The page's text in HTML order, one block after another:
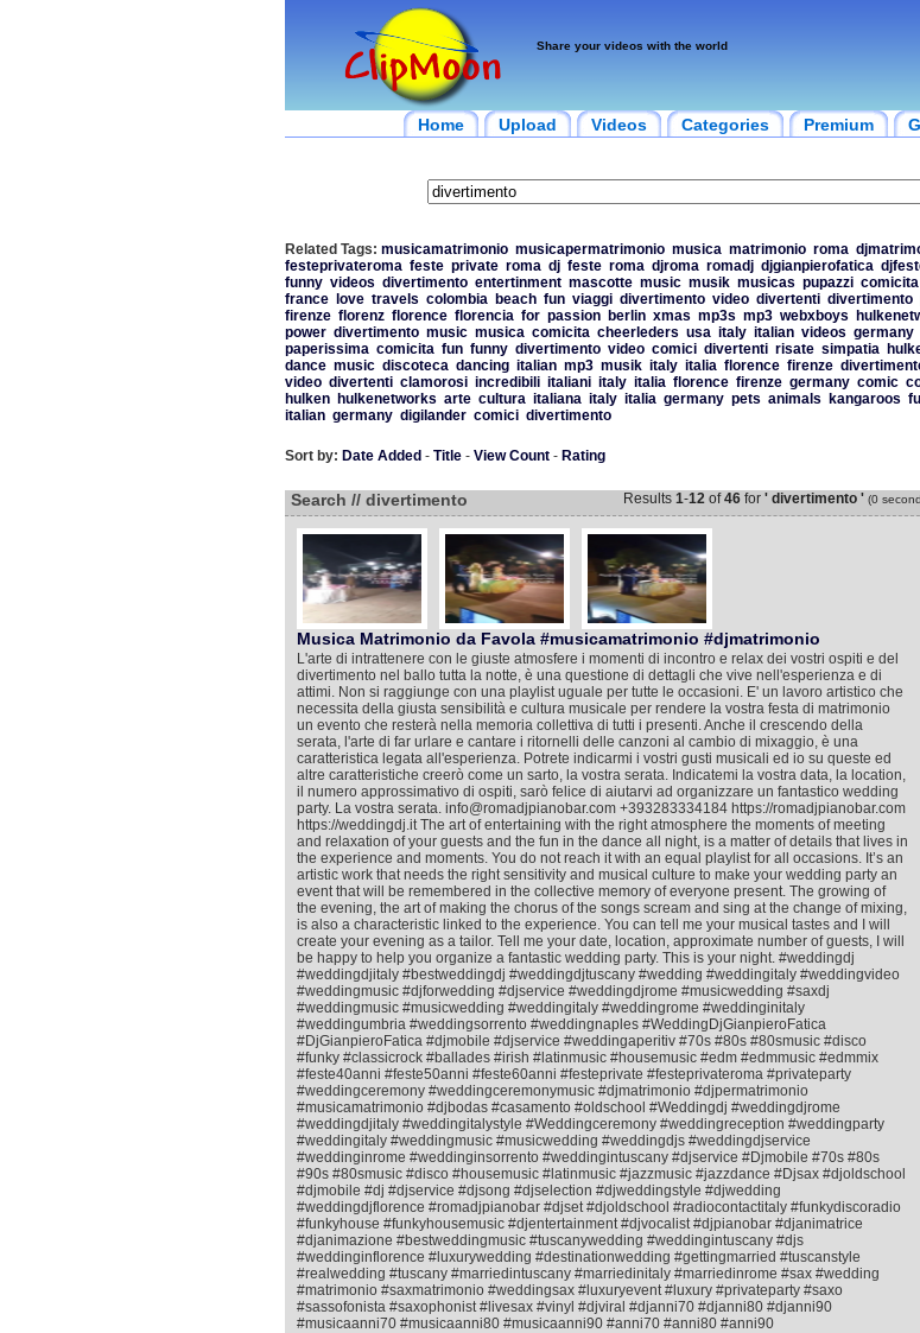
Share your videos with the world
Home Upload Videos Categories Premium
Related Tags: musicamatrimonio musicapermatrimonio musica matrimonio roma
festeprivateroma feste private roma dj feste roma djroma romadj djgianpierofatica
funny videos divertimento entertinment mascotte music musik musicas pupazzi comicita
france
love travels colombia beach fun viaggi divertimento video divertenti divertimento
firenze florenz florence florencia for passion berlin xmas mp3s mp3 webxboys
power divertimento music musica comicita cheerleders usa italy italian videos germany
paperissima comicita fun funny divertimento video comici divertenti risate simpatia
dance music discoteca dancing italian mp3 musik italy italia florence firenze
video divertenti clamorosi incredibili italiani italy italia florence firenze germany comic
hulken
hulkenetworks arte cultura italiana italy italia germany pets animals kangaroos
italian germany digilander comici divertimento
Sort by: Date Added - Title- View Count- Rating
Search // divertimento Results 1-12of46for ' divertimento ' (0
Musica Matrimonio da Favola #musicamatrimonio #djmatrimonio
L'arte di intrattenere con le giuste atmosfere i momenti di incontro e relax dei vostri ospiti e del
divertimento nel ballo tutta la notte, è una questione di dettagli che vive nell'esperienza e di
attimi. Non si raggiunge con una playlist uguale per tutte le occasioni. E' un lavoro artistico che
necessita della giusta sensibilità e cultura musicale per rendere la vostra festa di matrimonio
un evento che resterà nella memoria collettiva di tutti i presenti. Anche il crescendo della
serata, l'arte di far urlare e cantare i ritornelli delle canzoni al cambio di mixaggio, è una
caratteristica legata all'esperienza. Potrete indicarmi i vostri gusti musicali ed io su queste ed
altre caratteristiche creerò come un sarto, la vostra serata. Indicatemi la vostra data, la location,
il numero approssimativo di ospiti, sarò felice di aiutarvi ad organizzare un fantastico wedding
party. La vostra serata. info@romadjpianobar.com +393283334184 https://romadjpianobar.com
https://weddingdj.it The art of entertaining with the right atmosphere the moments of meeting
and relaxation of your guests and the fun in the dance all night, is a matter of details that lives in
the experience and moments. You do not reach it with an equal playlist for all occasions. It’s an
artistic work that needs the right sensitivity and musical culture to make your wedding party an
event that will be remembered in the collective memory of everyone present. The growing of
the evening, the art of making the chorus of the songs scream and sing at the change of mixing,
is also a characteristic linked to the experience. You can tell me your musical tastes and I will
create your evening as a tailor. Tell me your date, location, approximate number of guests, I will
be happy to help you organize a fantastic wedding party. This is your night. #weddingdj
#weddingdjitaly #bestweddingdj #weddingdjtuscany #wedding #weddingitaly #weddingvideo
#weddingmusic #djforwedding #djservice #weddingdjrome #musicwedding #saxdj
#weddingmusic #musicwedding #weddingitaly #weddingrome #weddinginitaly
#weddingumbria #weddingsorrento #weddingnaples #WeddingDjGianpieroFatica
#DjGianpieroFatica #djmobile #djservice #weddingaperitiv #70s #80s #80smusic #disco
#funky #classicrock #ballades #irish #latinmusic #housemusic #edm #edmmusic #edmmix
#feste40anni #feste50anni #feste60anni #festeprivate #festeprivateroma #privateparty
#weddingceremony #weddingceremonymusic #djmatrimonio #djpermatrimonio
#musicamatrimonio #djbodas #casamento #oldschool #Weddingdj #weddingdjrome
#weddingdjitaly #weddingitalystyle #Weddingceremony #weddingreception #weddingparty
#weddingitaly #weddingmusic #musicwedding #weddingdjs #weddingdjservice
#weddinginrome #weddinginsorrento #weddingintuscany #djservice #Djmobile #70s #80s
#90s #80smusic #disco #housemusic #latinmusic #jazzmusic #jazzdance #Djsax #djoldschool
#djmobile #dj #djservice #djsong #djselection #djweddingstyle #djwedding
#weddingdjflorence #romadjpianobar #djset #djoldschool #radiocontactitaly #funkydiscoradio
#funkyhouse #funkyhousemusic #djentertainment #djvocalist #djpianobar #djanimatrice
#djanimazione #bestweddingmusic #tuscanywedding #weddingintuscany #djs
#weddinginflorence #luxurywedding #destinationwedding #gettingmarried #tuscanstyle
#realwedding #tuscany #marriedintuscany #marriedinitaly #marriedinrome #sax #wedding
#matrimonio #saxmatrimonio #weddingsax #luxuryevent #luxury #privateparty #saxo
#sassofonista #saxophonist #livesax #vinyl #djviral #djanni70 #djanni80 #djanni90
#musicaanni70 #musicaanni80 #musicaanni90 #anni70 #anni80 #anni90